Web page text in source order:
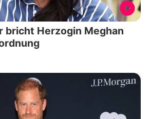
bricht Herzogin Meghan